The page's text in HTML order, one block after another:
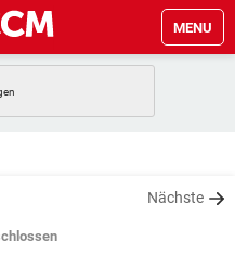
MENU
TIKTOK
STREAMING
Nächste